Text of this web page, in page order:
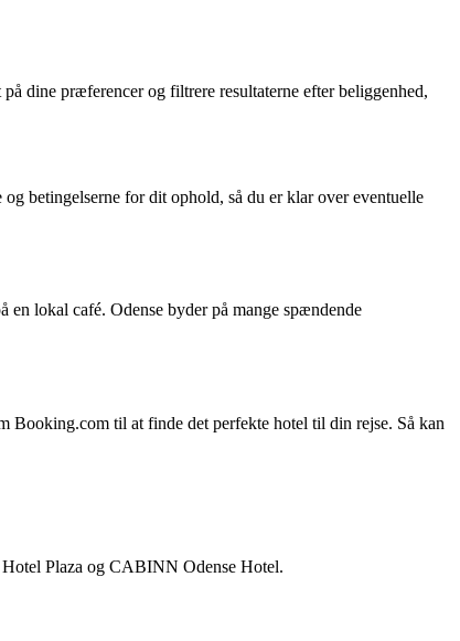
dine præferencer og filtrere resultaterne efter beliggenhed,
betingelserne for dit ophold, så du er klar over eventuelle
lokal café. Odense byder på mange spændende
Booking.com til at finde det perfekte hotel til din rejse. Så kan
Plaza og CABINN Odense Hotel.